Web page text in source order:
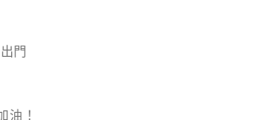
門
油！